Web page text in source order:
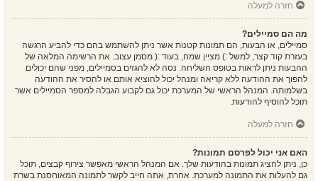
חזרה למעלה
מה הם סמיילים?
סמיילים, או הבעות, הם תמונות קטנות אשר ניתן להשתמש בהם כדי להביע הרגשה
בעזרת קוד קצר, למשל :) מציין שמח, בעוד :( מסמן עצוב. את הרשימה המלאה של
ההבעות ניתן לראות בטופס השליחה. נסה לא להגזים בסמיילים, מפני שהם יכולים
להפוך את ההודעה ללא קריאה ומנהל יכול להוציא אותם או להסיר את ההודעה
בשלמותה. המנהל הראשי של המערכת יכול גם לקבוע הגבלה למספר הסמיילים אשר
תוכל להוסיף להודעות.
חזרה למעלה
האם אני יכול לפרסם תמונות?
כן, ניתן להציג תמונות בהודעות שלך. אם המנהל הראשי מאפשר צירוף קבצים, תוכל
גם להעלות את התמונה למערכת. אחרת, אתה חייב לקשר לתמונה המאוחסנת בשרת